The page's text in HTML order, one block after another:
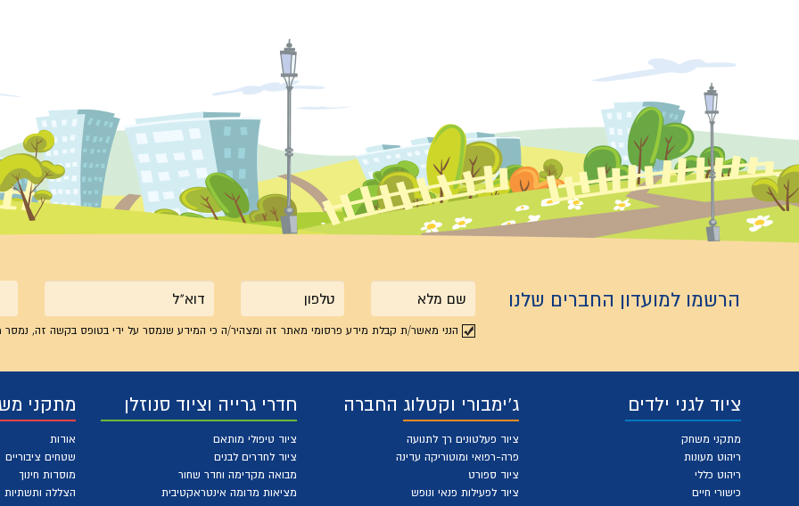
הרשמו למועדון החברים שלנו
שם הנני מאשר/ת קבלת מידע פרסומי מאתר זה ומצהיר/ה כי המידע שנמסר על ידי בטופס בקשה זה, נמסר
ציוד לגני ילדים
מתקני משחק
ריהוט מעונות
ריהוט כללי
כישורי חיים
ג'ימבורי וקטלוג החברה
ציוד פעלטונים רך לתנועה
פרה-רפואי ומוטוריקה עדינה
ציוד ספורט
ציוד לפעילות פנאי ונופש
חדרי גרייה וציוד סנוזלן
ציוד טיפולי מותאם
ציוד לחדרים לבנים
מבואה מקדימה וחדר שחור
מציאות מדומה אינטראקטיבית
מתקני
אודות
שטחים ציבוריים
מוסדות חינוך
הצללה ותשתיות